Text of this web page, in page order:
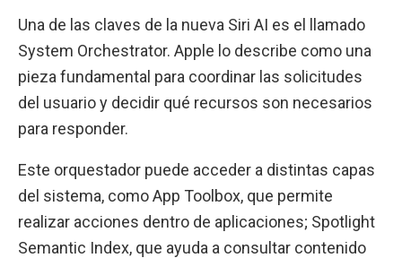
Una de las claves de la nueva Siri AI es el llamado
System Orchestrator. Apple lo describe como una
pieza fundamental para coordinar las solicitudes
del usuario y decidir qué recursos son necesarios
para responder.
Este orquestador puede acceder a distintas capas
del sistema, como App Toolbox, que permite
realizar acciones dentro de aplicaciones; Spotlight
Semantic Index, que ayuda a consultar contenido